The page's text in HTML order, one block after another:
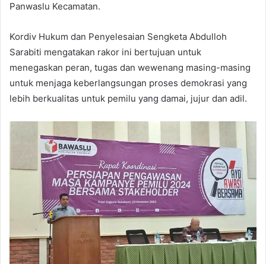
Panwaslu Kecamatan.
Kordiv Hukum dan Penyelesaian Sengketa Abdulloh
Sarabiti mengatakan rakor ini bertujuan untuk
menegaskan peran, tugas dan wewenang masing-masing
untuk menjaga keberlangsungan proses demokrasi yang
lebih berkualitas untuk pemilu yang damai, jujur dan adil.